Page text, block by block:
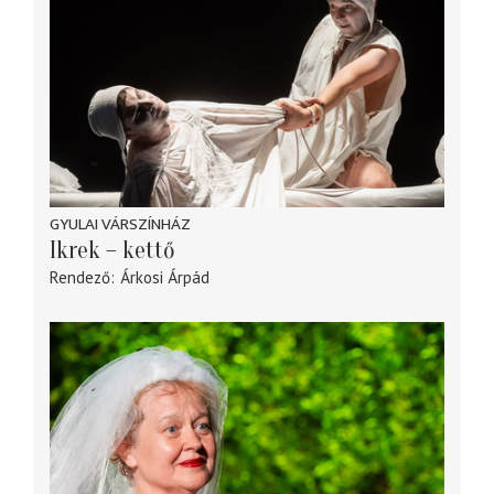
GYULAI VÁRSZÍNHÁZ
Ikrek – kettő
Rendező Árkosi Árpád